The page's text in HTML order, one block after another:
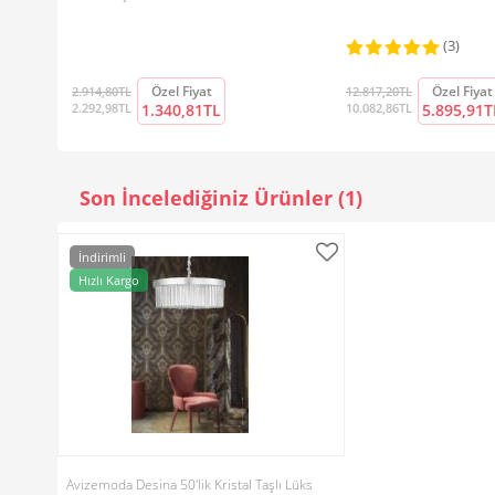
2.914,80TL
2.292,98TL
Özel Fiyat
1.340,81TL
(3)
12.817,20TL
10.082,86TL
Özel Fiyat
Son İncelediğiniz Ürünler (1)
İndirimli
Hızlı Kargo
Avizemoda Desina 50'lik Kristal Taşlı Lüks